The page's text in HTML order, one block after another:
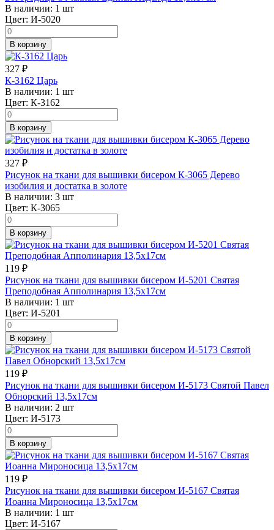
В наличии: 1 шт
Цвет: И-5020
В корзину
327 ₽
К-3162 Царь
В наличии: 1 шт
Цвет: К-3162
В корзину
327 ₽
Рисунок на ткани для вышивки бисером К-3065 Дерево
изобилия и достатка в золоте
В наличии: 3 шт
Цвет: К-3065
В корзину
119 ₽
Рисунок на ткани для вышивки бисером И-5201 Святая
Преподобная Апполинария 13,5х17см
В наличии: 1 шт
Цвет: И-5201
В корзину
119 ₽
Рисунок на ткани для вышивки бисером И-5173 Святой Павел
Обнорский 13,5х17см
В наличии: 2 шт
Цвет: И-5173
В корзину
119 ₽
Рисунок на ткани для вышивки бисером И-5167 Святая
Иоанна Мироносица 13,5х17см
В наличии: 1 шт
Цвет: И-5167